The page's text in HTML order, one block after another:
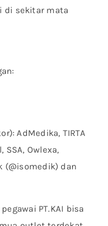
di sekitar mata
AdMedika, TIRTA
SSA, Owlexa,
(@isomedik) dan
PT.KAI bisa